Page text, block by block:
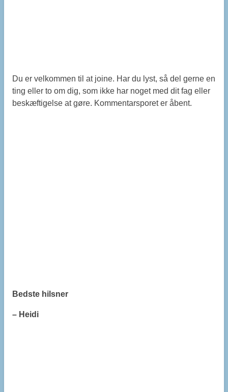
Du er velkommen til at joine. Har du lyst, så del gerne en
ting eller to om dig, som ikke har noget med dit fag eller
beskæftigelse at gøre. Kommentarsporet er åbent.
Bedste hilsner
– Heidi